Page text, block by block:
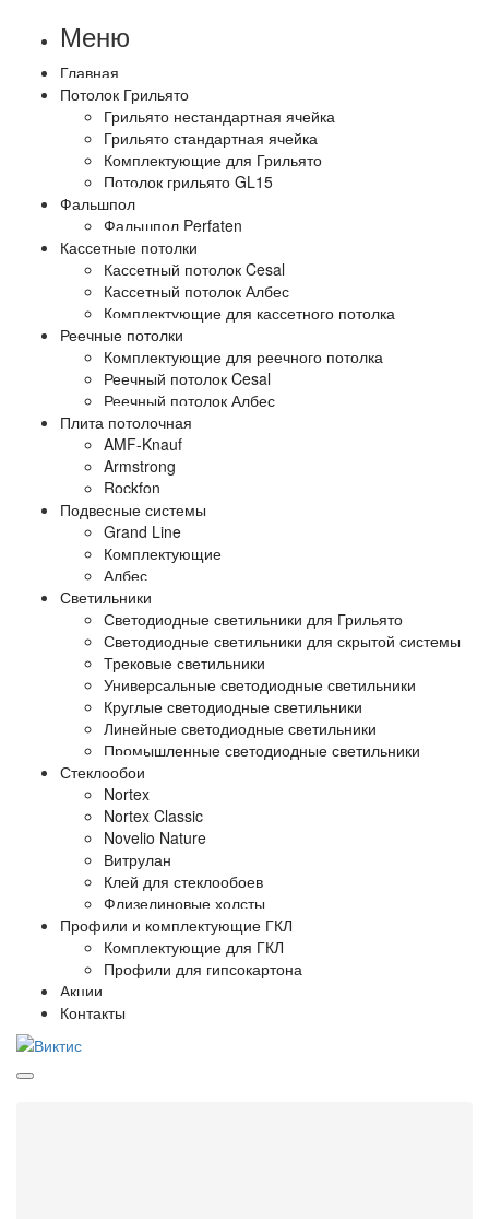
Меню
Главная
Потолок Грильято
Грильято нестандартная ячейка
Грильято стандартная ячейка
Комплектующие для Грильято
Потолок грильято GL15
Фальшпол
Фальшпол Perfaten
Кассетные потолки
Кассетный потолок Cesal
Кассетный потолок Албес
Комплектующие для кассетного потолка
Реечные потолки
Комплектующие для реечного потолка
Реечный потолок Cesal
Реечный потолок Албес
Плита потолочная
AMF-Knauf
Armstrong
Rockfon
Подвесные системы
Grand Line
Комплектующие
Албес
Светильники
Светодиодные светильники для Грильято
Светодиодные светильники для скрытой системы
Трековые светильники
Универсальные светодиодные светильники
Круглые светодиодные светильники
Линейные светодиодные светильники
Промышленные светодиодные светильники
Стеклообои
Nortex
Nortex Classic
Novelio Nature
Витрулан
Клей для стеклообоев
Флизелиновые холсты
Профили и комплектующие ГКЛ
Комплектующие для ГКЛ
Профили для гипсокартона
Акции
Контакты